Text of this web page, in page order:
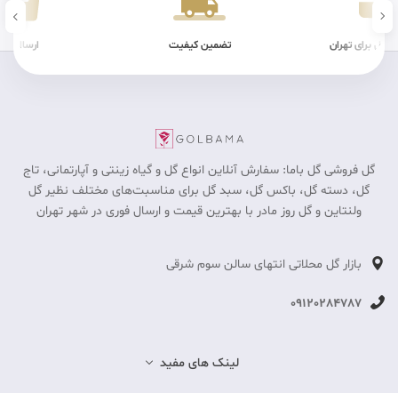
کیفیت ارسال سریع شرایط
گل فروشی گل باما: سفارش آنلاین انواع گل و گیاه زینتی و آپارتمانی، تاج
گل، دسته گل، باکس گل، سبد گل برای مناسبت‎‌های مختلف نظیر گل
ولنتاین و گل روز مادر با بهترین قیمت و ارسال فوری در شهر تهران
بازار گل محلاتی انتهای سالن سوم شرقی
09120284787
لینک های مفید